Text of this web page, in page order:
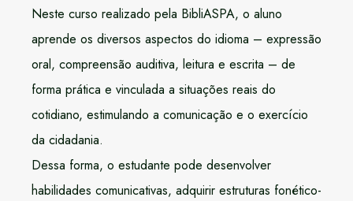
Neste curso realizado pela BibliASPA, o aluno
aprende os diversos aspectos do idioma – expressão
oral, compreensão auditiva, leitura e escrita – de
forma prática e vinculada a situações reais do
cotidiano, estimulando a comunicação e o exercício
da cidadania.
Dessa forma, o estudante pode desenvolver
habilidades comunicativas, adquirir estruturas fonético-